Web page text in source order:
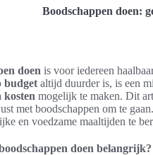
Boodschappen doen:
doen is voor iedereen
budget altijd duurder is, is een
kosten mogelijk te maken. Dit
met boodschappen om te
en voedzame maaltijden te
doen belangrijk?